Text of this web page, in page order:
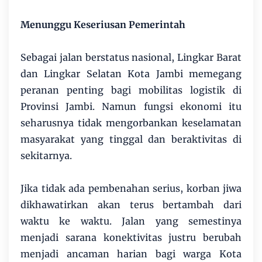
Menunggu Keseriusan Pemerintah
Sebagai jalan berstatus nasional, Lingkar Barat
dan Lingkar Selatan Kota Jambi memegang
peranan penting bagi mobilitas logistik di
Provinsi Jambi. Namun fungsi ekonomi itu
seharusnya tidak mengorbankan keselamatan
masyarakat yang tinggal dan beraktivitas di
sekitarnya.
Jika tidak ada pembenahan serius, korban jiwa
dikhawatirkan akan terus bertambah dari
waktu ke waktu. Jalan yang semestinya
menjadi sarana konektivitas justru berubah
menjadi ancaman harian bagi warga Kota